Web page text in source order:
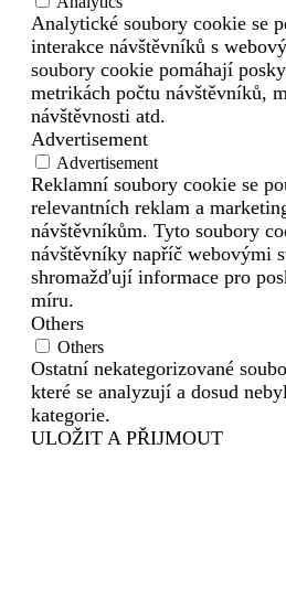
Analytické soubory cookie se
interakce návštěvníků s
soubory cookie pomáhají
metrikách počtu návštěvníků,
návštěvnosti atd.
Advertisement
Advertisement
Reklamní soubory cookie se
relevantních reklam a
návštěvníkům. Tyto soubory
návštěvníky napříč webovými
shromažďují informace pro
míru.
Others
Others
Ostatní nekategorizované
které se analyzují a dosud
kategorie.
ULOŽIT A PŘIJMOUT